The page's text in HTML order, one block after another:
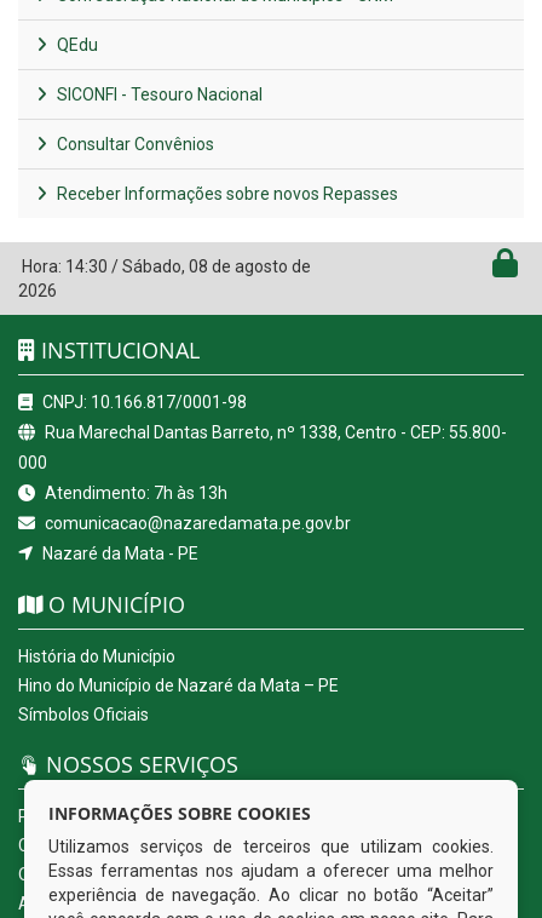
QEdu
SICONFI - Tesouro Nacional
Consultar Convênios
Receber Informações sobre novos Repasses
Hora: 14:30 /Sábado, 08 de agosto de
2026
INSTITUCIONAL
CNPJ: 10.166.817/0001-98
Rua Marechal Dantas Barreto, nº 1338, Centro - CEP: 55.800-
000
Atendimento: 7h às 13h
comunicacao@nazaredamata.pe.gov.br
Nazaré da Mata - PE
O MUNICÍPIO
História do Município
Hino do Município de Nazaré da Mata – PE
Símbolos Oficiais
NOSSOS SERVIÇOS
Portal da Transparência
Carta de Serviços ao Usuário
Ouvidoria Eletrônica
Acesso a Informação (eSIC)
INFORMAÇÕES SOBRE COOKIES
Utilizamos serviços de terceiros que utilizam cookies.
Essas ferramentas nos ajudam a oferecer uma melhor
experiência de navegação. Ao clicar no botão “Aceitar”